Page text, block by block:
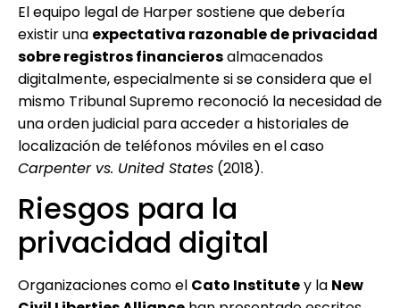
El equipo legal de Harper sostiene que debería
existir una expectativa razonable de privacidad
sobre registros financierosalmacenados
digitalmente, especialmente si se considera que el
mismo Tribunal Supremo reconoció la necesidad de
una orden judicial para acceder a historiales de
localización de teléfonos móviles en el caso
Carpenter vs. United States (2018).
Riesgos para la
privacidad digital
Organizaciones como el Cato Institutey la New